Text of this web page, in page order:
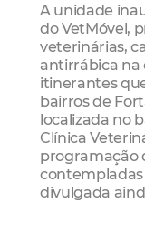
A unidade
do VetMóvel,
veterinárias,
antirrábica na
itinerantes
bairros de
localizada no
Clínica
programação
contempladas
divulgada